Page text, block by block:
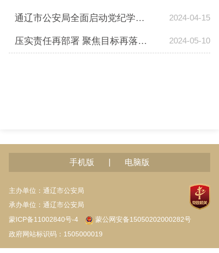
通辽市公安局全面启动党纪学习教育 2024-04-15
压实责任再部署 聚焦目标再落实 通辽市公安机关党建工作推进会召开 2024-05-10
手机版 电脑版
主办单位：通辽市公安局
承办单位：通辽市公安局
蒙ICP备11002840号-4
蒙公网安备15050202000282号
政府网站标识码：1505000019